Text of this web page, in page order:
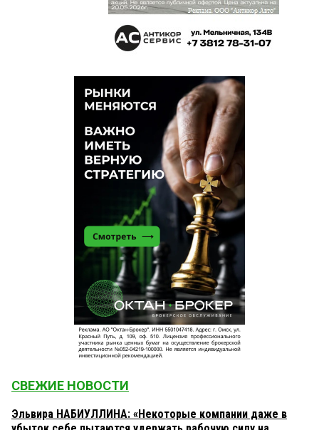
СВЕЖИЕ НОВОСТИ
Эльвира НАБИУЛЛИНА: «Некоторые компании даже в